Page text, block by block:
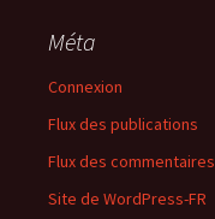
Méta
Connexion
Flux des publications
Flux des commentaires
Site de WordPress-FR